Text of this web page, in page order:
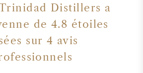
Distillers a
de 4.8 étoiles
sur 4 avis